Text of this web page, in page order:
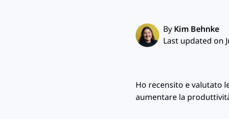
By Kim Behnke
Last updated on
Ho recensito e valutato
aumentare la